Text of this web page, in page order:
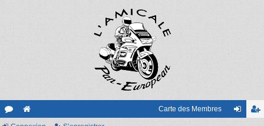
Carte des Membres